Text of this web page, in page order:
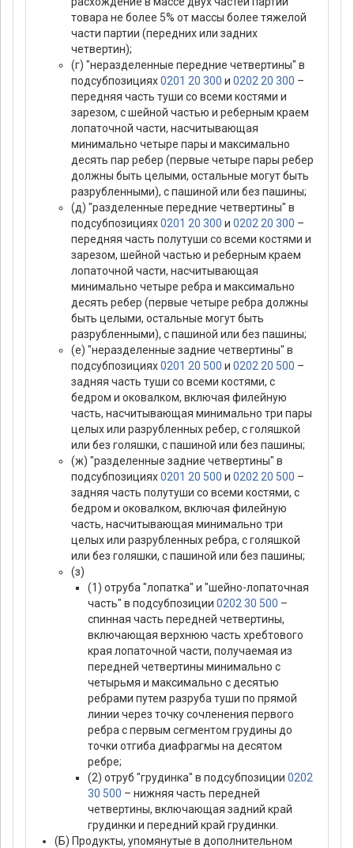
товара не более 5% от массы более тяжелой
части партии (передних или задних
четвертин);
(г) "неразделенные передние четвертины" в
подсубпозициях0201 20 300 и 0202 20 300 –
передняя часть туши со всеми костями и
зарезом, с шейной частью и реберным краем
лопаточной части, насчитывающая
минимально четыре пары и максимально
десять пар ребер (первые четыре пары ребер
должны быть целыми, остальные могут быть
разрубленными), с пашиной или без пашины;
(д) "разделенные передние четвертины" в
подсубпозициях0201 20 300 и 0202 20 300 –
передняя часть полутуши со всеми костями и
зарезом, шейной частью и реберным краем
лопаточной части, насчитывающая
минимально четыре ребра и максимально
десять ребер (первые четыре ребра должны
быть целыми, остальные могут быть
разрубленными), с пашиной или без пашины;
(е) "неразделенные задние четвертины" в
подсубпозициях0201 20 500 и 0202 20 500 –
задняя часть туши со всеми костями, с
бедром и оковалком, включая филейную
часть, насчитывающая минимально три пары
целых или разрубленных ребер, с голяшкой
или без голяшки, с пашиной или без пашины;
(ж) "разделенные задние четвертины" в
подсубпозициях0201 20 500 и 0202 20 500 –
задняя часть полутуши со всеми костями, с
бедром и оковалком, включая филейную
часть, насчитывающая минимально три
целых или разрубленных ребра, с голяшкой
или без голяшки, с пашиной или без пашины;
(з)
(1) отруба "лопатка" и "шейно-лопаточная
часть" в подсубпозиции 0202 30 500 –
спинная часть передней четвертины,
включающая верхнюю часть хребтового
края лопаточной части, получаемая из
передней четвертины минимально с
четырьмя и максимально с десятью
ребрами путем разруба туши по прямой
линии через точку сочленения первого
ребра с первым сегментом грудины до
точки отгиба диафрагмы на десятом
ребре;
(2) отруб "грудинка" в подсубпозиции 0202
30 500 – нижняя часть передней
четвертины, включающая задний край
грудинки и передний край грудинки.
(Б) Продукты, упомянутые в дополнительном